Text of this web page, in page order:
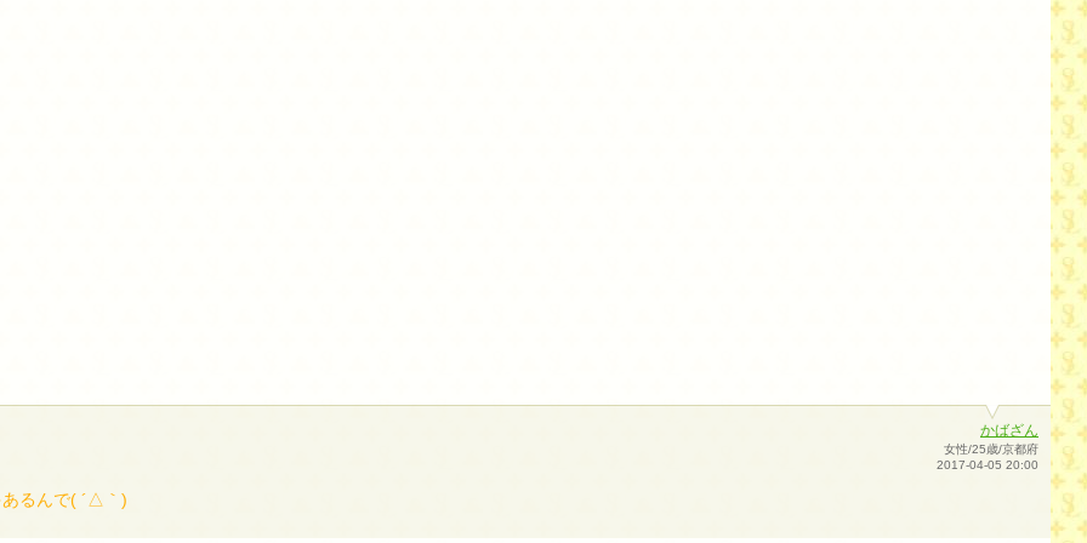
かばざん
女性/25歳/京都府
2017-04-05 20:00
るんで( ´△｀)